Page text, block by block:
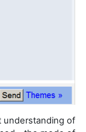
understanding of